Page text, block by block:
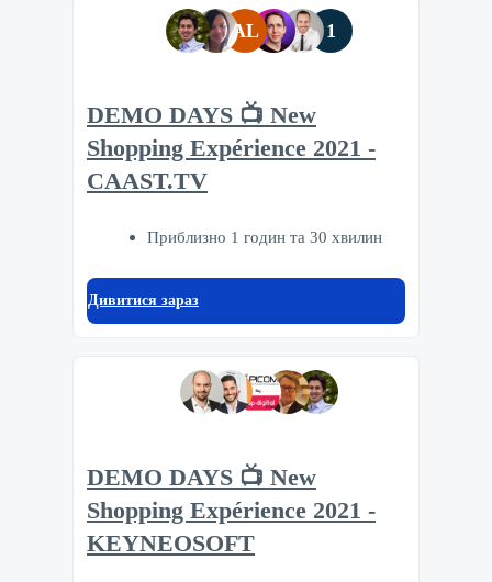
AL 1
DEMO DAYS 📺 New
Shopping Expérience 2021 -
CAAST.TV
Приблизно 1 годин та 30 хвилин
Дивитися зараз
DEMO DAYS 📺 New
Shopping Expérience 2021 -
KEYNEOSOFT